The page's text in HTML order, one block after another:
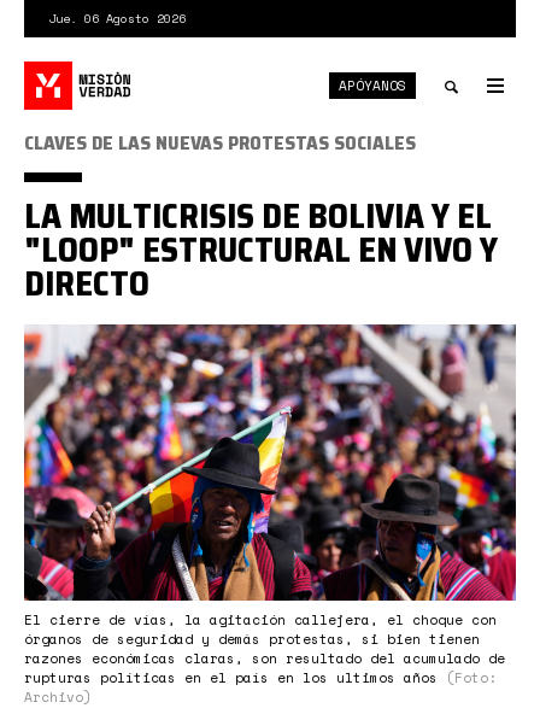
contenido
principal
Jue. 06 Agosto 2026
APÓYANOS
bolivia
protestas
El cierre de vías, la agitación callejera, el choque con
órganos de seguridad y demás protestas, si bien tienen
razones económicas claras, son resultado del acumulado de
rupturas políticas en el país en los ultimos años
(Foto:
Archivo)
CLAVES DE LAS NUEVAS PROTESTAS SOCIALES
LA MULTICRISIS DE BOLIVIA Y EL
"LOOP" ESTRUCTURAL EN VIVO Y
DIRECTO